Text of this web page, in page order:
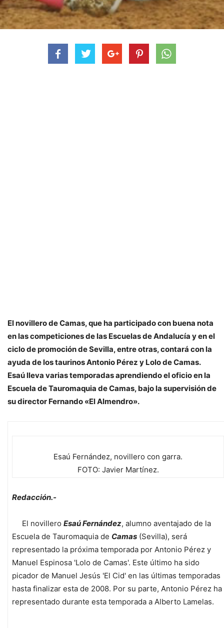
El novillero de Camas, que ha participado con buena nota
en las competiciones de las Escuelas de Andalucía y en el
ciclo de promoción de Sevilla, entre otras, contará con la
ayuda de los taurinos Antonio Pérez y Lolo de Camas.
Esaú lleva varias temporadas aprendiendo el oficio en la
Escuela de Tauromaquia de Camas, bajo la supervisión de
su director Fernando «El Almendro».
Esaú Fernández, novillero con garra.
FOTO: Javier Martínez.
Redacción.-
El novillero Esaú Fernández, alumno aventajado de la
Escuela de Tauromaquia de Camas (Sevilla), será
representado la próxima temporada por Antonio Pérez y
Manuel Espinosa 'Lolo de Camas'. Este último ha sido
picador de Manuel Jesús 'El Cid' en las últimas temporadas
hasta finalizar esta de 2008. Por su parte, Antonio Pérez ha
representado durante esta temporada a Alberto Lamelas.